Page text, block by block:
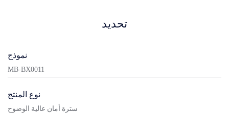
تحديد
نموذج
MB-BX0011
نوع المنتج
سترة أمان عالية الوضوح